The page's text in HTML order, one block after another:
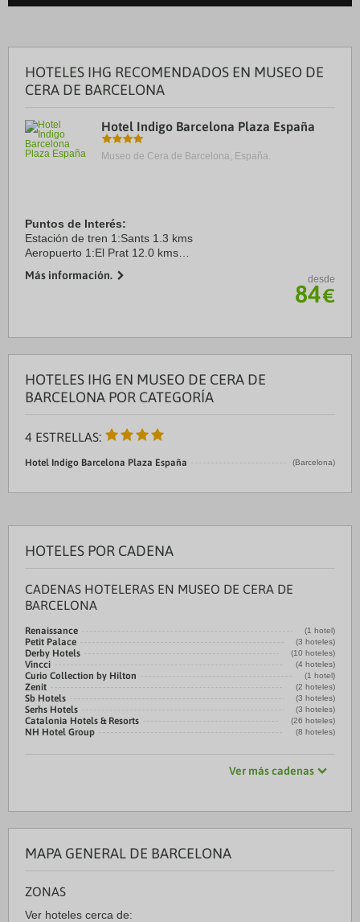
HOTELES IHG RECOMENDADOS EN MUSEO DE
CERA DE BARCELONA
Hotel Indigo Barcelona Plaza España
Museo de Cera de Barcelona, España.
Puntos de Interés:
Estación de tren 1:Sants 1.3 kms
Aeropuerto 1:El Prat 12.0 kms
Centro Ciudad:Plaça de Catalunya2.8 2.6 kms
Más información. desde
84€
HOTELES IHG EN MUSEO DE CERA DE
BARCELONA POR CATEGORÍA
4 ESTRELLAS:
Hotel Indigo Barcelona Plaza España (Barcelona)
HOTELES POR CADENA
CADENAS HOTELERAS EN MUSEO DE CERA DE
BARCELONA
Renaissance (1 hotel)
Petit Palace (3 hoteles)
Derby Hotels (10 hoteles)
Vincci (4 hoteles)
Curio Collection by Hilton (1 hotel)
Zenit (2 hoteles)
Sb Hotels (3 hoteles)
Serhs Hotels (3 hoteles)
Catalonia Hotels & Resorts (26 hoteles)
NH Hotel Group (8 hoteles)
Ver más cadenas
MAPA GENERAL DE BARCELONA
ZONAS
Ver hoteles cerca de: